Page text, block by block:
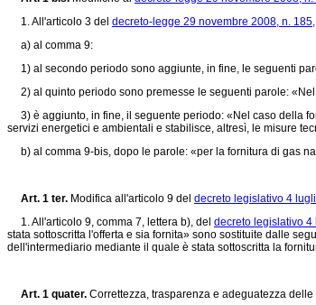
1. All'articolo 3 del decreto-legge 29 novembre 2008, n. 185,
a) al comma 9:
1) al secondo periodo sono aggiunte, in fine, le seguenti
2) al quinto periodo sono premesse le seguenti parole:
3) è aggiunto, in fine, il seguente periodo: «Nel caso della
servizi energetici e ambientali e stabilisce, altresì, le misure
b) al comma 9-bis, dopo le parole: «per la fornitura di gas
Art. 1 ter. Modifica all'articolo 9 del decreto legislativo 4
1. All'articolo 9, comma 7, lettera b), del decreto legislativo
stata sottoscritta l'offerta e sia fornita» sono sostituite dalle
dell'intermediario mediante il quale è stata sottoscritta la
Art. 1 quater. Correttezza, trasparenza e adeguatezza